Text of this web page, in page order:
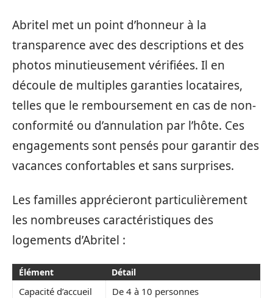
Abritel met un point d’honneur à la
transparence avec des descriptions et des
photos minutieusement vérifiées. Il en
découle de multiples garanties locataires,
telles que le remboursement en cas de non-
conformité ou d’annulation par l’hôte. Ces
engagements sont pensés pour garantir des
vacances confortables et sans surprises.
Les familles apprécieront particulièrement
les nombreuses caractéristiques des
logements d’Abritel :
Élément Détail
Capacité d’accueil De 4 à 10 personnes